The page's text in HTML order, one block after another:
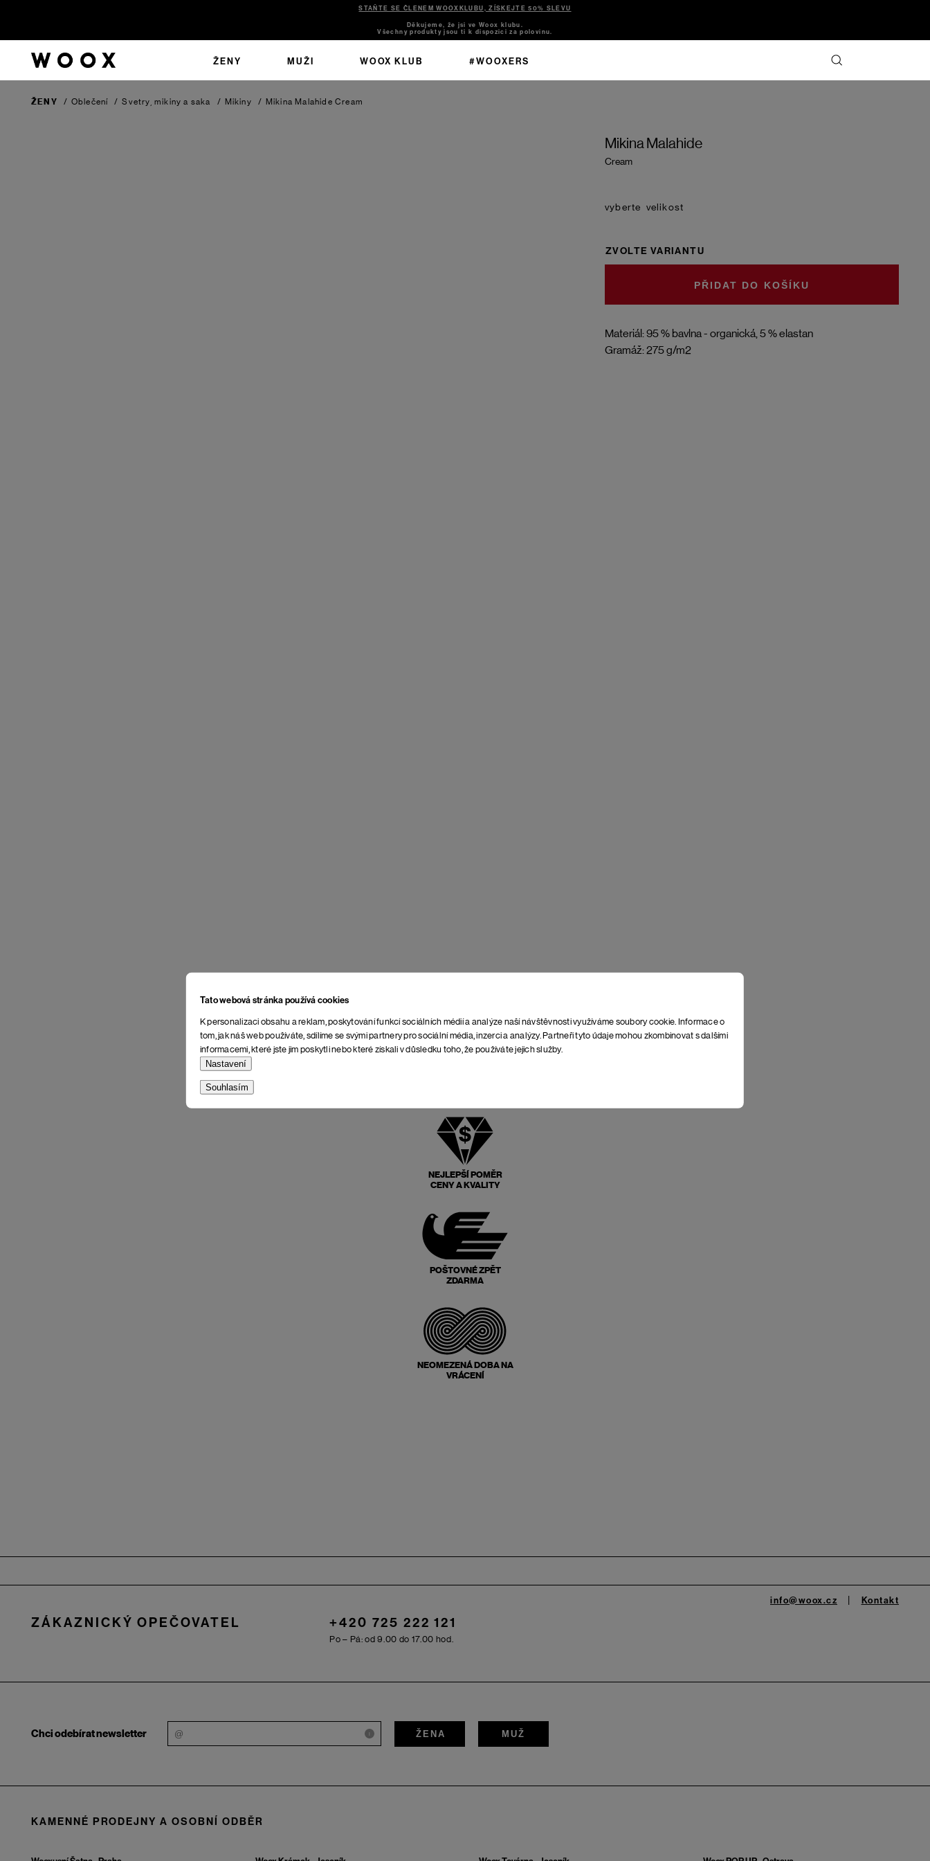
Tato webová stránka používá cookies
K personalizaci obsahu a reklam, poskytování funkcí sociálních médií a analýze naší návštěvnosti využíváme soubory cookie. Informace o
tom, jak náš web používáte, sdílíme se svými partnery pro sociální média, inzerci a analýzy. Partneři tyto údaje mohou zkombinovat s dalšími
informacemi, které jste jim poskytli nebo které získali v důsledku toho, že používáte jejich služby.
Nastavení
Souhlasím
STAŇTE SE ČLENEM WOOXKLUBU, ZÍSKEJTE 50% SLEVU
Děkujeme, že jsi ve Woox klubu.
Všechny produkty jsou ti k dispozici za polovinu.
ŽENY MUŽI WOOX KLUB #WOOXERS
ŽENY / Oblečení / Svetry, mikiny a saka / Mikiny / Mikina MalahideCream
Mikina Malahide
Cream
Materiál: 95 % bavlna - organická, 5 % elastan
Gramáž: 275 g/m2
velikost
ZVOLTE VARIANTU
DO KOŠÍKU
NEJLEPŠÍ POMĚR
CENY A KVALITY
POŠTOVNÉ ZPĚT
ZDARMA
NEOMEZENÁ DOBA NA
VRÁCENÍ
ZÁKAZNICKÝ OPEČOVATEL +420 725 222 121
Po – Pá: od 9.00 do 17.00 hod.
info@woox.cz Kontakt
Chci odebírat newsletter i ŽENA MUŽ
KAMENNÉ PRODEJNY A OSOBNÍ ODBĚR